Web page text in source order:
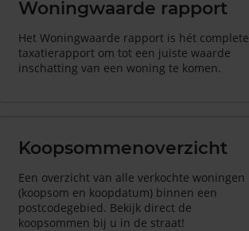
Woningwaarde rapport
Het Woningwaarde rapport is hét complete
taxatierapport om tot een juiste waarde
inschatting van een woning te komen.
Koopsommenoverzicht
Een overzicht van alle verkochte woningen
(koopsom en koopdatum) binnen een
postcodegebied. Bekijk direct de
koopsommen bij u in de straat!